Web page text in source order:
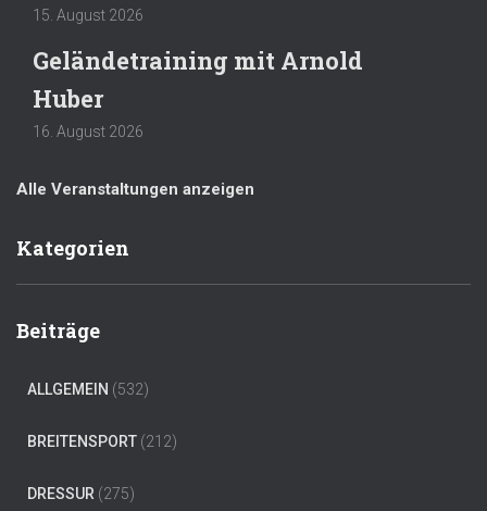
15. August 2026
Geländetraining mit Arnold
Huber
16. August 2026
Alle Veranstaltungen anzeigen
Kategorien
Beiträge
ALLGEMEIN (532)
BREITENSPORT (212)
DRESSUR (275)